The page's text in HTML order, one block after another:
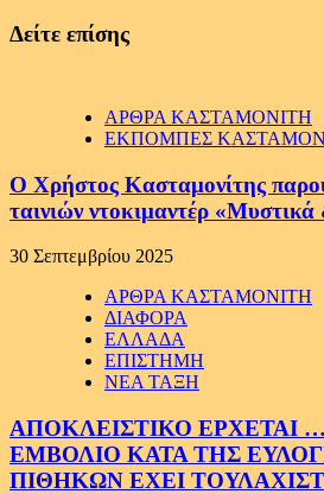
Δείτε επίσης
ΑΡΘΡΑ ΚΑΣΤΑΜΟΝΙΤΗ
ΕΚΠΟΜΠΕΣ
Ο Χρήστος Κασταμονίτης
ταινιών ντοκιμαντέρ «Μυστικά
30 Σεπτεμβρίου 2025
ΑΡΘΡΑ ΚΑΣΤΑΜΟΝΙΤΗ
ΔΙΑΦΟΡΑ
ΕΛΛΑΔΑ
ΕΠΙΣΤΗΜΗ
ΝΕΑ ΤΑΞΗ
ΑΠΟΚΛΕΙΣΤΙΚΟ ΕΡΧΕΤΑΙ
ΕΜΒΟΛΙΟ ΚΑΤΑ ΤΗΣ
ΠΙΘΗΚΩΝ ΕΧΕΙ